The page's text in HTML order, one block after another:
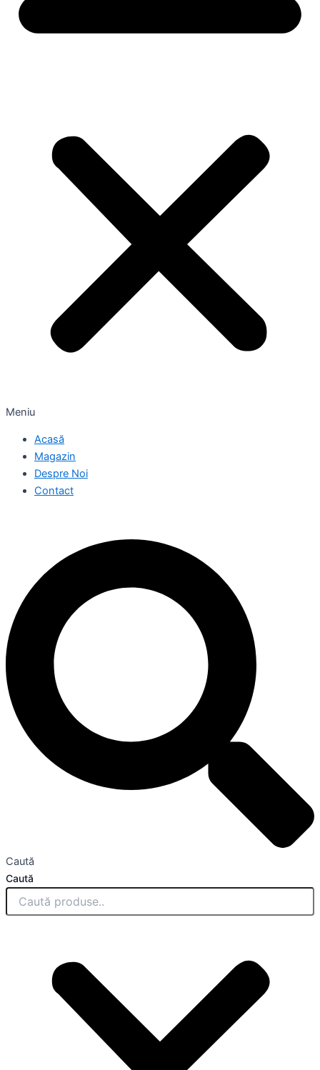
Meniu
Acasă
Magazin
Despre Noi
Contact
Caută
Caută